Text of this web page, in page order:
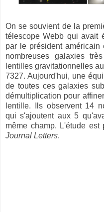
On se souvient de la
télescope Webb qui avait
par le président
nombreuses galaxies
lentilles gravitationnelles
7327. Aujourd'hui, une
de toutes ces galaxies
démultiplication pour
lentille. Ils observent 14
qui s'ajoutent aux 5
même champ. L'étude est
Journal Letters.